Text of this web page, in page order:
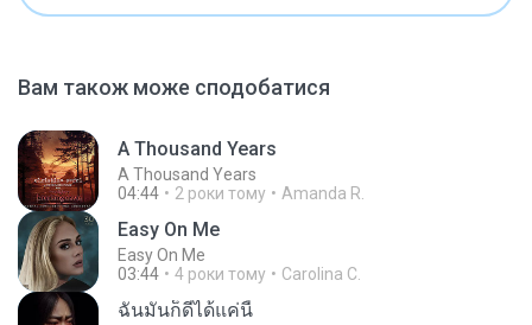
Вам також може сподобатися
A Thousand Years
A Thousand Years
04:44
2 роки тому Amanda R.
Easy On Me
Easy On Me
03:44
4 роки тому Carolina C.
ฉันมันก็ดีได้แค่นี้